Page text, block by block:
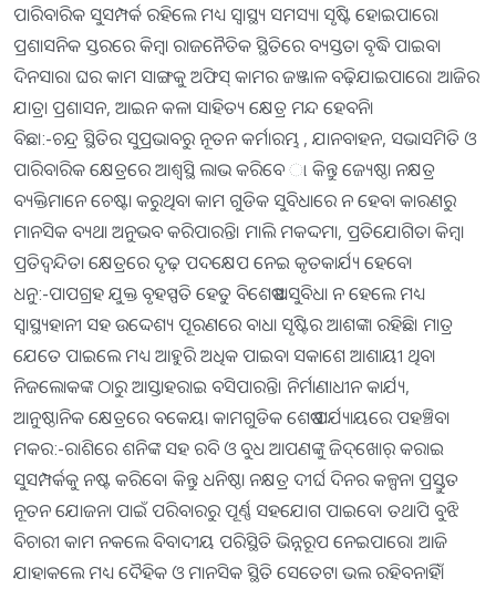
ପାରିବାରିକ ସୁସମ୍ପର୍କ ରହିଲେ ମଧ୍ୟ ସ୍ବାସ୍ଥ୍ୟ ସମସ୍ୟା ସୃଷ୍ଟି ହୋଇପାରେ।
ପ୍ରଶାସନିକ ସ୍ତରରେ କିମ୍ବା ରାଜନୈତିକ ସ୍ଥିତିରେ ବ୍ୟସ୍ତତା ବୃଦ୍ଧି ପାଇବ।
ଦିନସାରା ଘର କାମ ସାଙ୍ଗକୁ ଅଫିସ୍‌ କାମର ଜଞ୍ଜାଳ ବଢ଼ିଯାଇପାରେ। ଆଜିର
ଯାତ୍ରା ପ୍ରଶାସନ, ଆଇନ କଳା ସାହିତ୍ୟ କ୍ଷେତ୍ର ମନ୍ଦ ହେବନି।
ବିଛା:-ଚନ୍ଦ୍ର ସ୍ଥିତିର ସୁପ୍ରଭାବରୁ ନୂତନ କର୍ମାରମ୍ଭ , ଯାନବାହନ, ସଭାସମିତି ଓ
ପାରିବାରିକ କ୍ଷେତ୍ରରେ ଆଶ୍ୱସ୍ଥି ଲାଭ କରିବେ ା କିନ୍ତୁ ଜ୍ୟେଷ୍ଠା ନକ୍ଷତ୍ର
ବ୍ୟକ୍ତିମାନେ ଚେଷ୍ଟା କରୁଥିବା କାମ ଗୁଡିକ ସୁବିଧାରେ ନ ହେବା କାରଣରୁ
ମାନସିକ ବ୍ୟଥା ଅନୁଭବ କରିପାରନ୍ତି। ମାଲି ମକଦ୍ଦମା, ପ୍ରତିଯୋଗିତା କିମ୍ବା
ପ୍ରତିଦ୍ୱନ୍ଦିତା କ୍ଷେତ୍ରରେ ଦୃଢ଼ ପଦକ୍ଷେପ ନେଇ କୃତକାର୍ଯ୍ୟ ହେବେ।
ଧନୁ:-ପାପଗ୍ରହ ଯୁକ୍ତ ବୃହସ୍ପତି ହେତୁ ବିଶେଷ ଅସୁବିଧା ନ ହେଲେ ମଧ୍ୟ
ସ୍ବାସ୍ଥ୍ୟହାନୀ ସହ ଉଦ୍ଦେଶ୍ୟ ପୂରଣରେ ବାଧା ସୃଷ୍ଟିର ଆଶଙ୍କା ରହିଛି। ମାତ୍ର
ଯେତେ ପାଇଲେ ମଧ୍ୟ ଆହୁରି ଅଧିକ ପାଇବା ସକାଶେ ଆଶାୟୀ ଥିବା
ନିଜଲୋକଙ୍କ ଠାରୁ ଆସ୍ତାହରାଇ ବସିପାରନ୍ତି। ନିର୍ମାଣାଧୀନ କାର୍ଯ୍ୟ,
ଆନୁଷ୍ଠାନିକ କ୍ଷେତ୍ରରେ ବକେୟା କାମଗୁଡିକ ଶେଷ ପର୍ଯ୍ୟାୟରେ ପହଞ୍ଚିବ।
ମକର:-ରାଶିରେ ଶନିଙ୍କ ସହ ରବି ଓ ବୁଧ ଆପଣଙ୍କୁ ଜିଦ୍‌ଖୋର୍‌ କରାଇ
ସୁସମ୍ପର୍କକୁ ନଷ୍ଟ କରିବେ। କିନ୍ତୁ ଧନିଷ୍ଠା ନକ୍ଷତ୍ର ଦୀର୍ଘ ଦିନର କଳ୍ପନା ପ୍ରସ୍ତୁତ
ନୂତନ ଯୋଜନା ପାଇଁ ପରିବାରରୁ ପୂର୍ଣ୍ଣ ସହଯୋଗ ପାଇବେ। ତଥାପି ବୁଝି
ବିଚାରୀ କାମ ନକଲେ ବିବାଦୀୟ ପରିସ୍ଥିତି ଭିନ୍ନରୂପ ନେଇପାରେ। ଆଜି
ଯାହାକଲେ ମଧ୍ୟ ଦୈହିକ ଓ ମାନସିକ ସ୍ଥିତି ସେତେଟା ଭଲ ରହିବନାହିଁ।